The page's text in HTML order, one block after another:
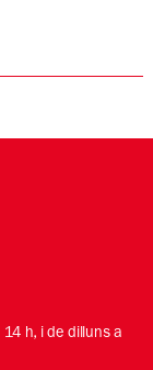
h, i de dilluns a